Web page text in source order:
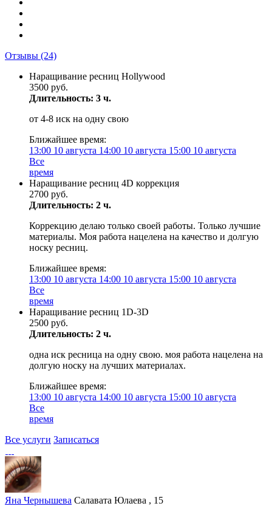
Отзывы (24)
Наращивание ресниц Hollywood
3500 руб.
Длительность: 3 ч.
от 4-8 иск на одну свою
Ближайшее время:
13:00 10 августа 14:00 10 августа 15:00 10 августа
Все
время
Наращивание ресниц 4D коррекция
2700 руб.
Длительность: 2 ч.
Коррекцию делаю только своей работы. Только лучшие
материалы. Моя работа нацелена на качество и долгую
носку ресниц.
Ближайшее время:
13:00 10 августа 14:00 10 августа 15:00 10 августа
Все
время
Наращивание ресниц 1D-3D
2500 руб.
Длительность: 2 ч.
одна иск ресница на одну свою. моя работа нацелена на
долгую носку на лучших материалах.
Ближайшее время:
13:00 10 августа 14:00 10 августа 15:00 10 августа
Все
время
Все услуги Записаться
Яна Чернышева Салавата Юлаева , 15